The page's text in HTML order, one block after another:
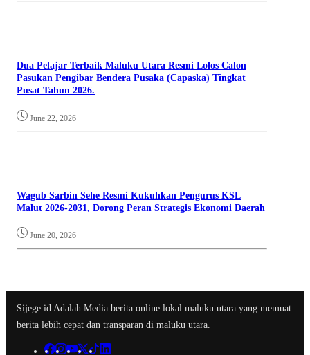
Dua Pelajar Terbaik Maluku Utara Resmi Lolos Calon
Pasukan Pengibar Bendera Pusaka (Capaska) Tingkat
Pusat Tahun 2026.
June 22, 2026
Wagub Sarbin Sehe Resmi Kukuhkan Pengurus KSL
Malut 2026-2031, Dorong Peran Strategis Ekonomi Daerah
June 20, 2026
Sijege.id Adalah Media berita online lokal maluku utara yang memuat
berita lebih cepat dan transparan di maluku utara.